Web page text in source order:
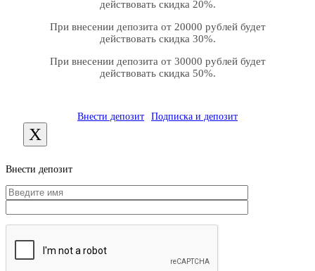
действовать скидка 20%.
При внесении депозита от 20000 рублей будет
действовать скидка 30%.
При внесении депозита от 30000 рублей будет
действовать скидка 50%.
Внести депозит Подписка и депозит
X
Внести депозит